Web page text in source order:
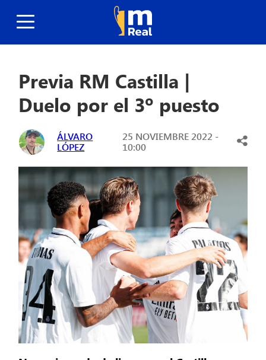
Previa RM Castilla |
Duelo por el 3º puesto
ÁLVARO
LÓPEZ
25 NOVIEMBRE 2022 -
10:00